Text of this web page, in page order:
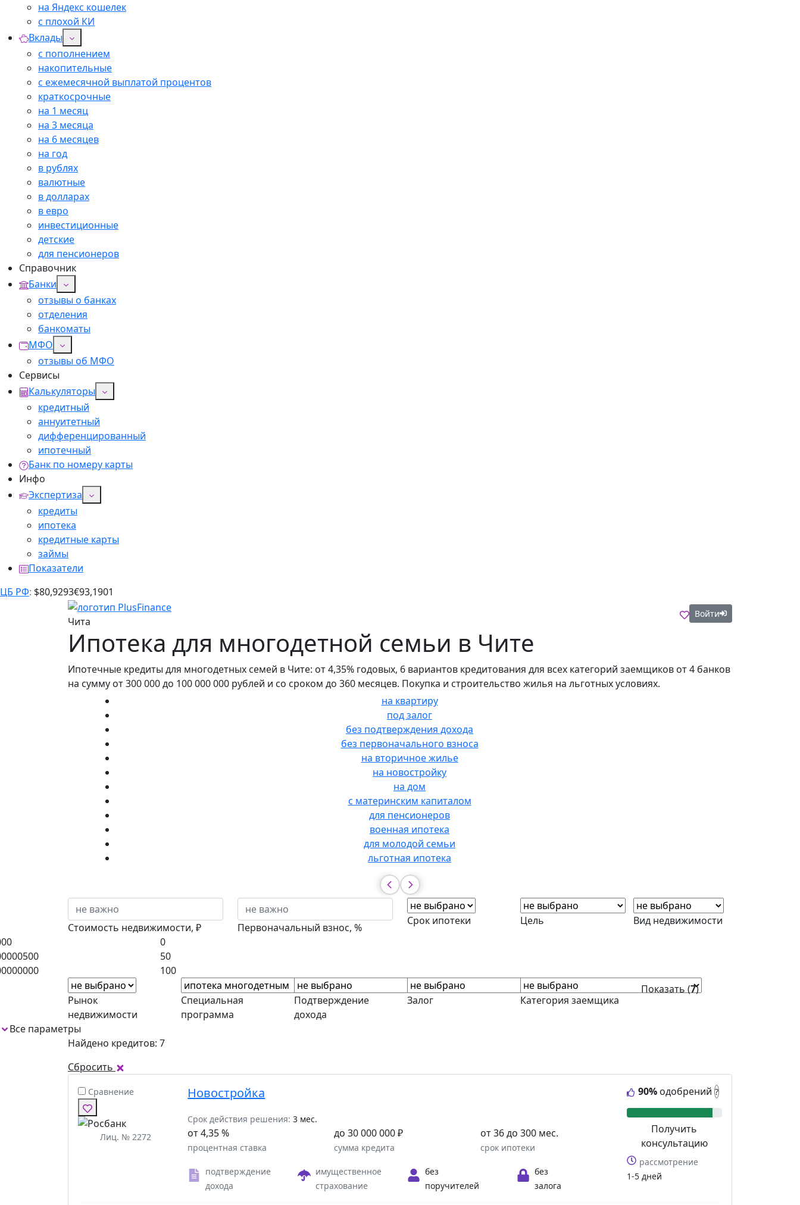
на Яндекс кошелек
с плохой КИ
Вклады
с пополнением
накопительные
с ежемесячной выплатой процентов
краткосрочные
на 1 месяц
на 3 месяца
на 6 месяцев
на год
в рублях
валютные
в долларах
в евро
инвестиционные
детские
для пенсионеров
Справочник
Банки
отзывы о банках
отделения
банкоматы
МФО
отзывы об МФО
Сервисы
Калькуляторы
кредитный
аннуитетный
дифференцированный
ипотечный
Банк по номеру карты
Инфо
Экспертиза
кредиты
ипотека
кредитные карты
займы
Показатели
ЦБ РФ: $80,9293€93,1901
Чита
Войти
Ипотека для многодетной семьи в Чите
Ипотечные кредиты для многодетных семей в Чите: от 4,35% годовых, 6 вариантов кредитования для всех категорий заемщиков от 4 банков
на сумму от 300 000 до 100 000 000 рублей и со сроком до 360 месяцев. Покупка и строительство жилья на льготных условиях.
на квартиру
под залог
без подтверждения дохода
без первоначального взноса
на вторичное жилье
на новостройку
на дом
с материнским капиталом
для пенсионеров
военная ипотека
для молодой семьи
льготная ипотека
Стоимость недвижимости, ₽
Первоначальный взнос, %
0
50
100
Срок ипотеки Цель Вид недвижимости
Рынок
недвижимости
Специальная
программа
Подтверждение
дохода
Залог Категория заемщика
Показать (7)
Все параметры
Найдено кредитов: 7
Сбросить
Сравнение
Лиц. № 2272
Новостройка
Срок действия решения: 3 мес.
от 4,35 %
процентная ставка
до 30 000 000 ₽
сумма кредита
от 36 до 300 мес.
срок ипотеки
подтверждение
дохода
имущественное
страхование
без
поручителей
без
залога
90%одобрений ?
Получить
консультацию
рассмотрение
1-5 дней